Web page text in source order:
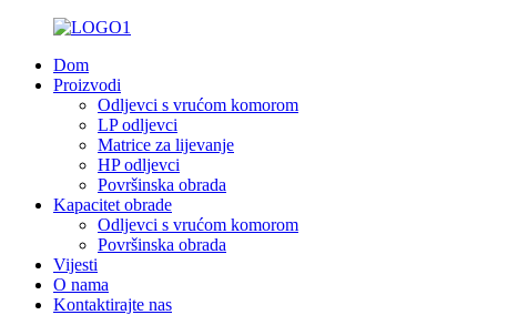
Dom
Proizvodi
Odljevci s vrućom komorom
LP odljevci
Matrice za lijevanje
HP odljevci
Površinska obrada
Kapacitet obrade
Odljevci s vrućom komorom
Površinska obrada
Vijesti
O nama
Kontaktirajte nas